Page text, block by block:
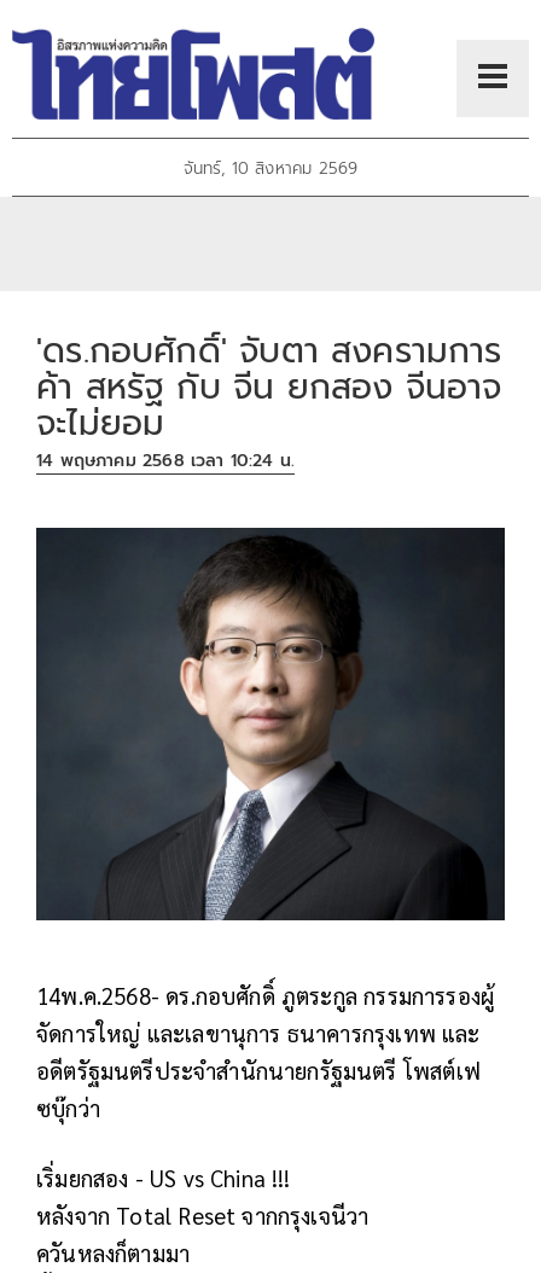
จันทร์, 10 สิงหาคม 2569
'ดร.กอบศักดิ์' จับตา สงครามการ
ค้า สหรัฐ กับ จีน ยกสอง จีนอาจ
จะไม่ยอม
14 พฤษภาคม 2568 เวลา 10:24 น.
14พ.ค.2568- ดร.กอบศักดิ์ ภูตระกูล กรรมการรองผู้
จัดการใหญ่ และเลขานุการ ธนาคารกรุงเทพ และ
อดีตรัฐมนตรีประจำสำนักนายกรัฐมนตรี โพสต์เฟ
ซบุ๊กว่า
เริ่มยกสอง - US vs China !!!
หลังจาก Total Reset จากกรุงเจนีวา
ควันหลงก็ตามมา